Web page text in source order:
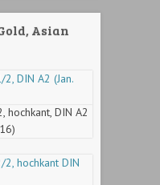
Asian
DIN A2